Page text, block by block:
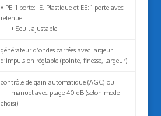
• PE: 1 porte; IE, Plastique et EE: 1 porte avec
retenue
• Seuil ajustable
générateur d’ondes carrées avec largeur
d’impulsion réglable (pointe, finesse, largeur)
contrôle de gain automatique (AGC) ou
manuel avec plage 40 dB (selon mode
choisi)